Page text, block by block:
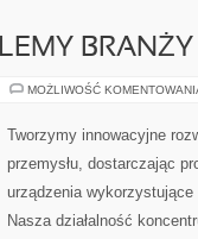
BRANŻY
MOŻLIWOŚĆ
Tworzymy innowacyjne
przemysłu, dostarczając
urządzenia
Nasza działalność